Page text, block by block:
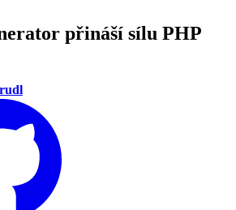
přináší sílu PHP